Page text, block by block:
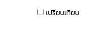
เปรียบเทียบ